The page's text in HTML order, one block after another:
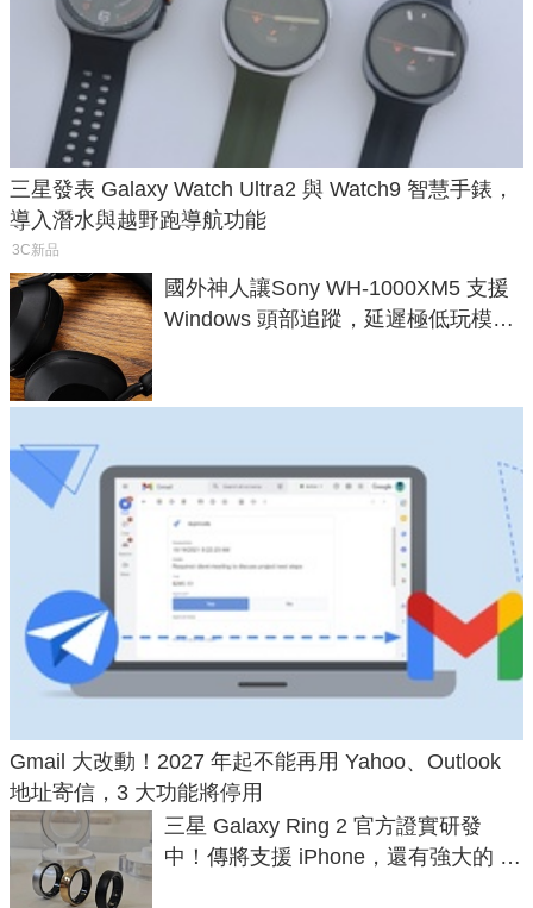
三星發表 Galaxy Watch Ultra2 與 Watch9 智慧手錶，
導入潛水與越野跑導航功能
3C新品
國外神人讓Sony WH-1000XM5 支援
Windows 頭部追蹤，延遲極低玩模擬
Gmail 大改動！2027 年起不能再用 Yahoo、Outlook
地址寄信，3 大功能將停用
三星 Galaxy Ring 2 官方證實研發
中！傳將支援 iPhone，還有強大的 AI